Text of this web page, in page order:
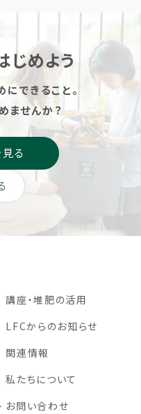
じめよう
できること。
ませんか？
る
講座・堆肥の活用
LFCからのお知らせ
関連情報
私たちについて
お問い合わせ